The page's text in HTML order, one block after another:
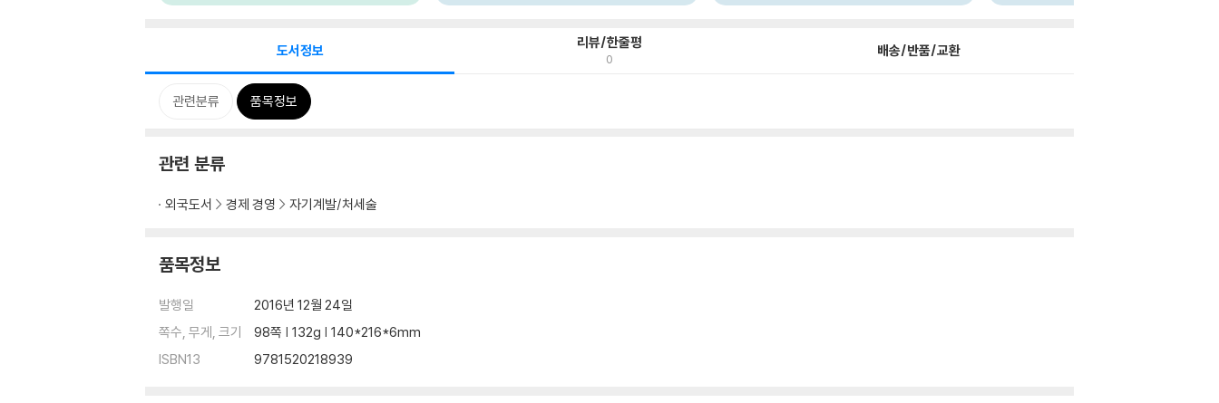
도서정보 리뷰/한줄평
0 배송/반품/교환
관련분류 품목정보
관련 분류
외국도서 경제 경영 자기계발/처세술
품목정보
발행일
2016년 12월 24일
쪽수, 무게, 크기
98쪽 | 132g | 140*216*6mm
ISBN13
9781520218939